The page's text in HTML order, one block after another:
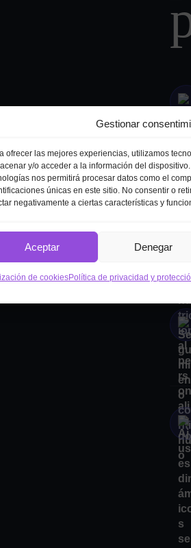
Gestionar
ofrecer las mejores experiencias, utilizamos
y/o acceder a la información del
nos permitirá procesar datos como el
únicas en este sitio. No consentir o
negativamente a ciertas características y
Aceptar Denegar
de cookiesPolítica de privacidad y